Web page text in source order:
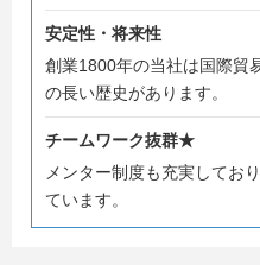
安定性・将来性
創業1800年の当社は国際貿
の長い歴史があります。
チームワーク抜群★
メンター制度も充実してお
ています。